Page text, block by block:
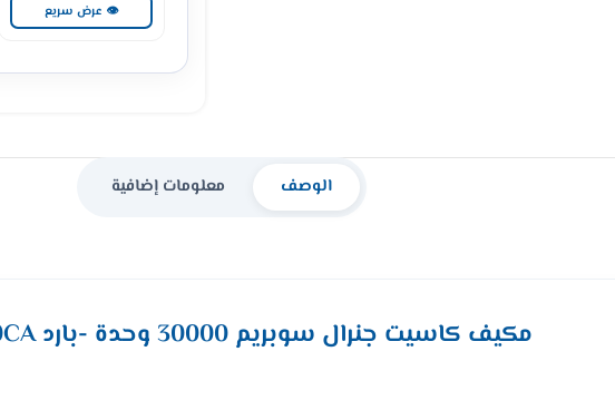
👁 عرض سريع
الوصف معلومات إضافية
مكيف كاسيت جنرال سوبريم 30000 وحدة -بارد GSCA30CA